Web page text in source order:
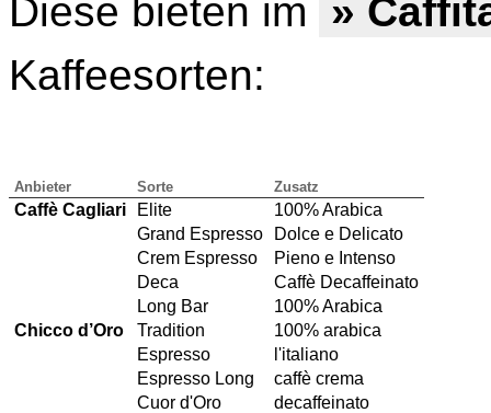
Diese bieten im »
Kaffeesorten:
Anbieter Sorte Zusatz
Caffè Cagliari Elite
100% Arabica
Grand Espresso
Dolce e Delicato
Crem Espresso
Pieno e Intenso
Deca
Caffè Decaffeinato
Long Bar
100% Arabica
Chicco d’Oro
Tradition
100% arabica
Espresso
l'italiano
Espresso Long
caffè crema
Cuor d'Oro
decaffeinato